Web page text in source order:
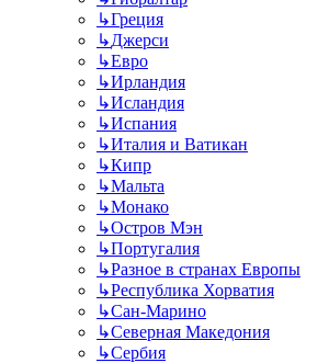
↳Греция
↳Джерси
↳Евро
↳Ирландия
↳Исландия
↳Испания
↳Италия и Ватикан
↳Кипр
↳Мальта
↳Монако
↳Остров Мэн
↳Португалия
↳Разное в странах Европы
↳Республика Хорватия
↳Сан-Марино
↳Северная Македония
↳Сербия